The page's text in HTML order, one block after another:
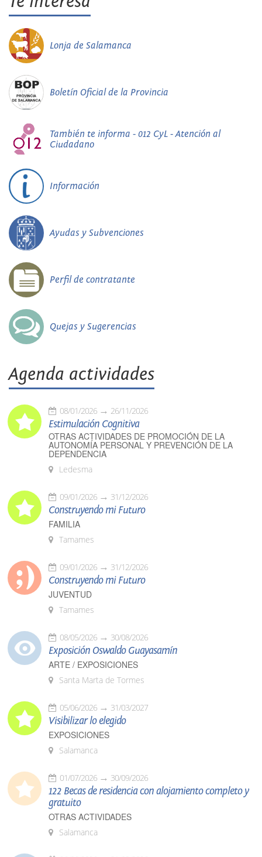
Lonja de Salamanca
Boletín Oficial de la Provincia
También te informa - 012 CyL - Atención al
Ciudadano
Información
Ayudas y Subvenciones
Perfil de contratante
Quejas y Sugerencias
Agenda actividades
08/01/2026 26/11/2026
Estimulación Cognitiva
OTRAS ACTIVIDADES DE PROMOCIÓN DE LA
AUTONOMÍA PERSONAL Y PREVENCIÓN DE LA
DEPENDENCIA
Ledesma
09/01/2026 31/12/2026
Construyendo mi Futuro
FAMILIA
Tamames
09/01/2026 31/12/2026
Construyendo mi Futuro
JUVENTUD
Tamames
08/05/2026 30/08/2026
Exposición Oswaldo Guayasamín
ARTE / EXPOSICIONES
Santa Marta de Tormes
05/06/2026 31/03/2027
Visibilizar lo elegido
EXPOSICIONES
Salamanca
01/07/2026 30/09/2026
122 Becas de residencia con alojamiento completo y
gratuito
OTRAS ACTIVIDADES
Salamanca